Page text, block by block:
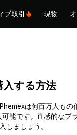
ブ取引 現物
する方法
は何百万人も
能です。直感的な
しましょう。